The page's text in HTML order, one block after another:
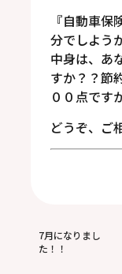
『自動車
分でしよう
中身は、あ
すか？？節
００点です
どうぞ、ご
7月になりまし
た！！